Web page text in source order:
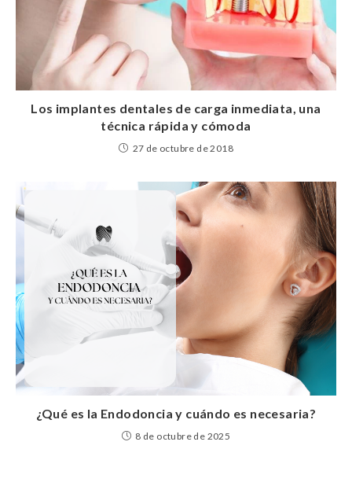
Los implantes dentales de carga inmediata, una
técnica rápida y cómoda
27 de octubre de 2018
¿Qué es la Endodoncia y cuándo es necesaria?
8 de octubre de 2025